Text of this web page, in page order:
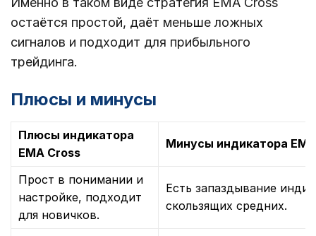
остаётся простой, даёт меньше ложных
сигналов и подходит для прибыльного
трейдинга.
Плюсы и минусы
Плюсы индикатора
EMA Cross
Минусы индикатора
Прост в понимании и
настройке, подходит
для новичков.
Есть запаздывание
скользящих средних.